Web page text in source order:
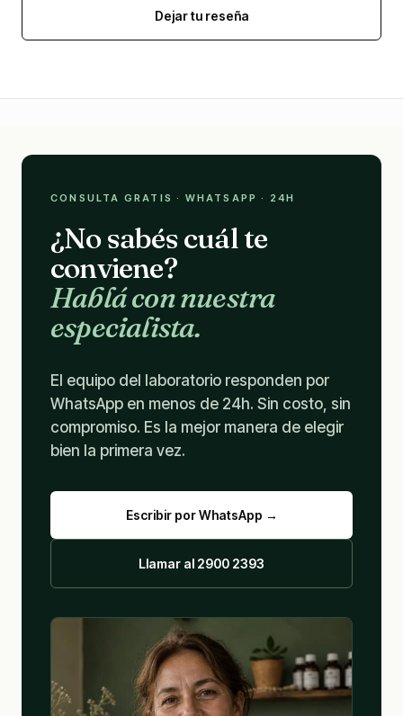
Dejar tu reseña
CONSULTA GRATIS · WHATSAPP · 24H
¿No sabés cuál te
conviene?
Hablá con nuestra
especialista.
El equipo del laboratorio responden por
WhatsApp en menos de 24h. Sin costo, sin
compromiso. Es la mejor manera de elegir
bien la primera vez.
Escribir por WhatsApp →
Llamar al 2900 2393